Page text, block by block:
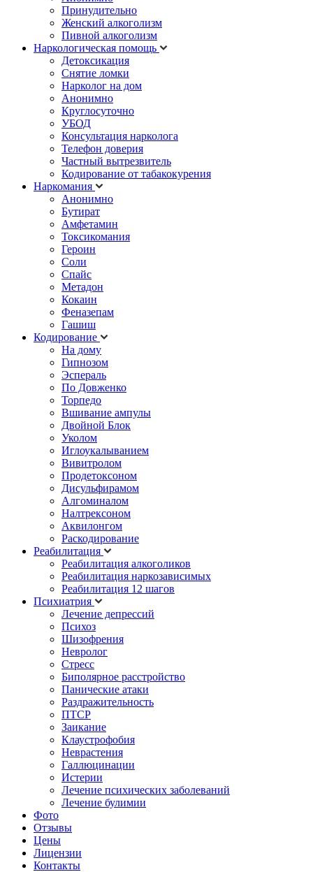
Принудительно
Женский алкоголизм
Пивной алкоголизм
Наркологическая помощь
Детоксикация
Снятие ломки
Нарколог на дом
Анонимно
Круглосуточно
УБОД
Консультация нарколога
Телефон доверия
Частный вытрезвитель
Кодирование от табакокурения
Наркомания
Анонимно
Бутират
Амфетамин
Токсикомания
Героин
Соли
Спайс
Метадон
Кокаин
Феназепам
Гашиш
Кодирование
На дому
Гипнозом
Эспераль
По Довженко
Торпедо
Вшивание ампулы
Двойной Блок
Уколом
Иглоукалыванием
Вивитролом
Продетоксоном
Дисульфирамом
Алгоминалом
Налтрексоном
Аквилонгом
Раскодирование
Реабилитация
Реабилитация алкоголиков
Реабилитация наркозависимых
Реабилитация 12 шагов
Психиатрия
Лечение депрессий
Психоз
Шизофрения
Невролог
Стресс
Биполярное расстройство
Панические атаки
Раздражительность
ПТСР
Заикание
Клаустрофобия
Неврастения
Галлюцинации
Истерии
Лечение психических заболеваний
Лечение булимии
Фото
Отзывы
Цены
Лицензии
Контакты